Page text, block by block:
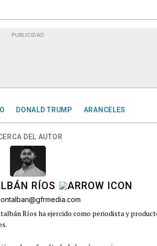
PUBLICIDAD
DONALD TRUMP ARANCELES
DEL AUTOR
RÍOS
Ríos ha ejercido como periodista y